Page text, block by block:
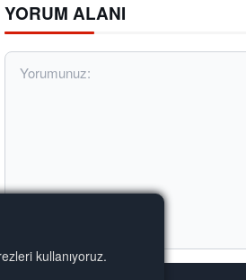
kullanıyoruz.
YORUM ALANI
Yorumunuz: